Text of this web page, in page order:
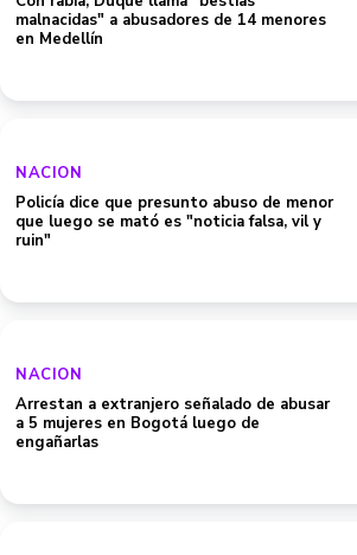
malnacidas" a abusadores de 14 menores
en Medellín
NACION
Policía dice que presunto abuso de menor
que luego se mató es "noticia falsa, vil y
ruin"
NACION
Arrestan a extranjero señalado de abusar
a 5 mujeres en Bogotá luego de
engañarlas